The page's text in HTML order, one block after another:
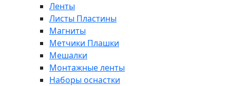
Ленты
Листы Пластины
Магниты
Метчики Плашки
Мешалки
Монтажные ленты
Наборы оснастки